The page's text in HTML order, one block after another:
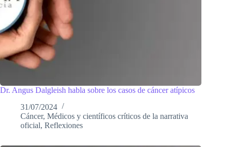
Dr. Angus Dalgleish habla sobre los casos de cáncer atípicos
31/07/2024
Cáncer, Médicos y científicos críticos de la narrativa
oficial, Reflexiones